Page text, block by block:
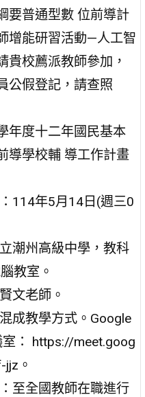
要普通型數 位前導計
增能研習活動—人工智
貴校薦派教師參加，
公假登記，請查照
年度十二年國民基本
導學校輔 導工作計畫
114年5月14日(週三0
潮州高級中學，教科
教室。
文老師。
成教學方式。Google
： https://meet.goog
。
至全國教師在職進行